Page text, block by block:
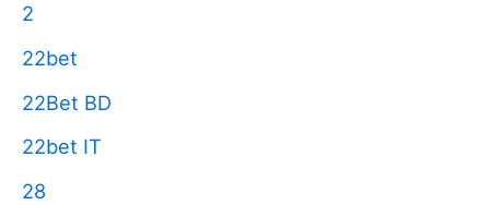
2
22bet
22Bet BD
22bet IT
28